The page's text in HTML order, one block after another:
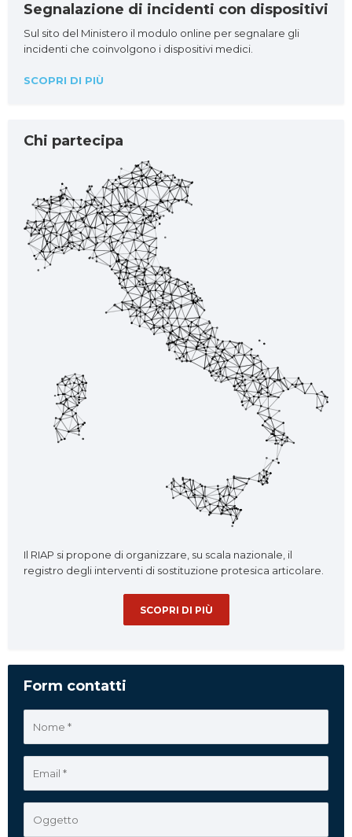
Segnalazione di incidenti con dispositivi
Sul sito del Ministero il modulo online per segnalare gli
incidenti che coinvolgono i dispositivi medici.
SCOPRI DI PIÙ
Chi partecipa
Il RIAP si propone di organizzare, su scala nazionale, il
registro degli interventi di sostituzione protesica articolare.
SCOPRI DI PIÙ
Form contatti